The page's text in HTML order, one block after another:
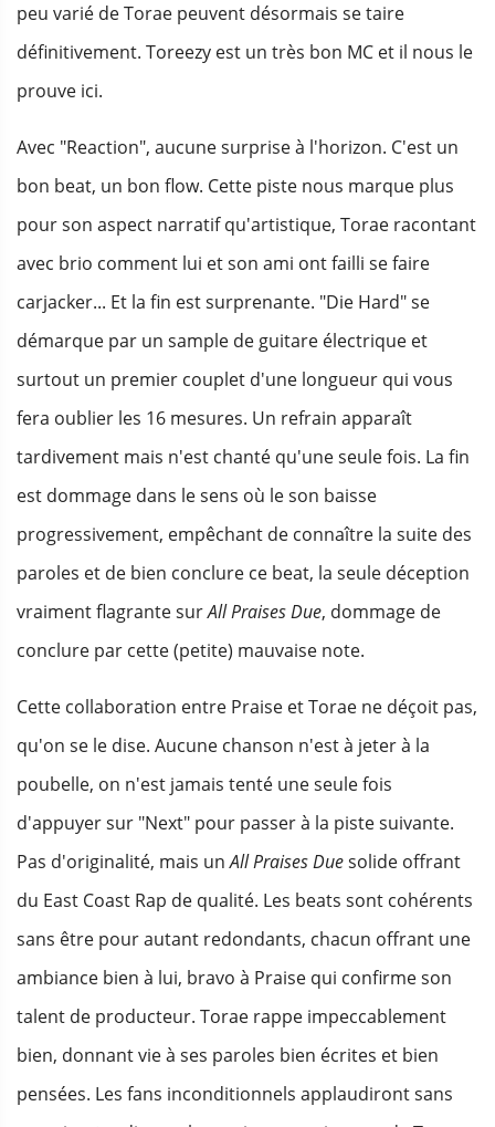
peu varié de Torae peuvent désormais se taire
définitivement. Toreezy est un très bon MC et il nous le
prouve ici.
Avec "Reaction", aucune surprise à l'horizon. C'est un
bon beat, un bon flow. Cette piste nous marque plus
pour son aspect narratif qu'artistique, Torae racontant
avec brio comment lui et son ami ont failli se faire
carjacker... Et la fin est surprenante. "Die Hard" se
démarque par un sample de guitare électrique et
surtout un premier couplet d'une longueur qui vous
fera oublier les 16 mesures. Un refrain apparaît
tardivement mais n'est chanté qu'une seule fois. La fin
est dommage dans le sens où le son baisse
progressivement, empêchant de connaître la suite des
paroles et de bien conclure ce beat, la seule déception
vraiment flagrante surAll Praises Due, dommage de
conclure par cette (petite) mauvaise note.
Cette collaboration entre Praise et Torae ne déçoit pas,
qu'on se le dise. Aucune chanson n'est à jeter à la
poubelle, on n'est jamais tenté une seule fois
d'appuyer sur "Next" pour passer à la piste suivante.
Pas d'originalité, mais unAll Praises Duesolide offrant
du East Coast Rap de qualité. Les beats sont cohérents
sans être pour autant redondants, chacun offrant une
ambiance bien à lui, bravo à Praise qui confirme son
talent de producteur. Torae rappe impeccablement
bien, donnant vie à ses paroles bien écrites et bien
pensées. Les fans inconditionnels applaudiront sans